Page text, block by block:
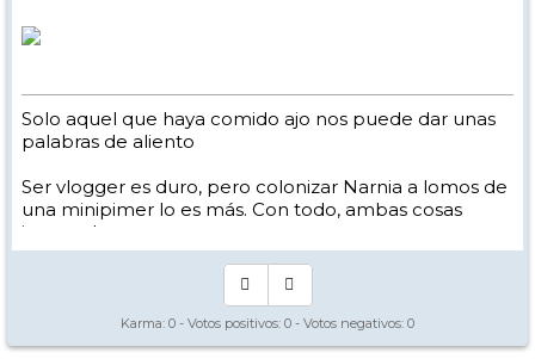
Solo aquel que haya comido ajo nos puede dar unas
palabras de aliento
Ser vlogger es duro, pero colonizar Narnia a lomos de
una minipimer lo es más. Con todo, ambas cosas
intento hacer.
Yo hago esquí extremo : voy de extremo a extremo
Los caminos del esquí son inescrotables ...
Karma: 0 - Votos positivos: 0 - Votos negativos: 0